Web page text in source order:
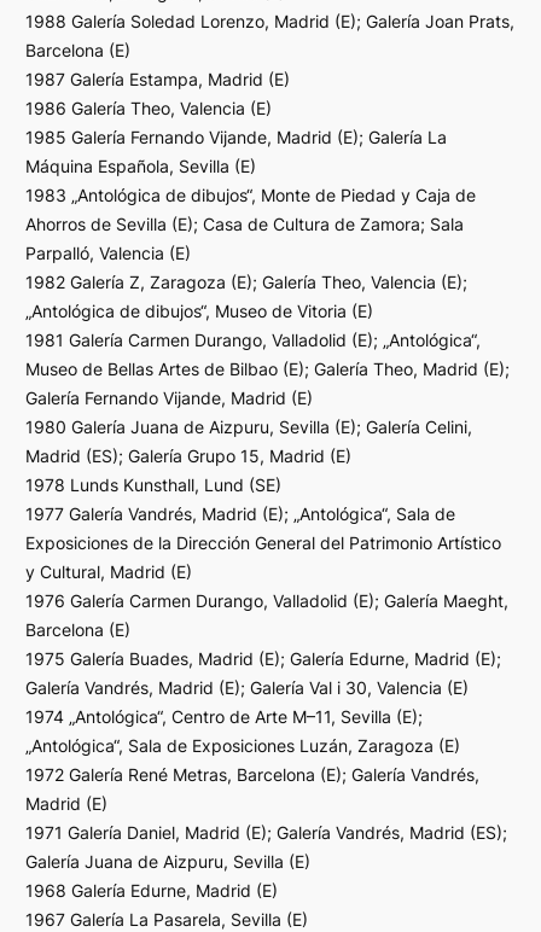
1988 Galería Soledad Lorenzo, Madrid (E); Galería Joan Prats,
Barcelona (E)
1987 Galería Estampa, Madrid (E)
1986 Galería Theo, Valencia (E)
1985 Galería Fernando Vijande, Madrid (E); Galería La
Máquina Española, Sevilla (E)
1983 „Antológica de dibujos“, Monte de Piedad y Caja de
Ahorros de Sevilla (E); Casa de Cultura de Zamora; Sala
Parpalló, Valencia (E)
1982 Galería Z, Zaragoza (E); Galería Theo, Valencia (E);
„Antológica de dibujos“, Museo de Vitoria (E)
1981 Galería Carmen Durango, Valladolid (E); „Antológica“,
Museo de Bellas Artes de Bilbao (E); Galería Theo, Madrid (E);
Galería Fernando Vijande, Madrid (E)
1980 Galería Juana de Aizpuru, Sevilla (E); Galería Celini,
Madrid (ES); Galería Grupo 15, Madrid (E)
1978 Lunds Kunsthall, Lund (SE)
1977 Galería Vandrés, Madrid (E); „Antológica“, Sala de
Exposiciones de la Dirección General del Patrimonio Artístico
y Cultural, Madrid (E)
1976 Galería Carmen Durango, Valladolid (E); Galería Maeght,
Barcelona (E)
1975 Galería Buades, Madrid (E); Galería Edurne, Madrid (E);
Galería Vandrés, Madrid (E); Galería Val i 30, Valencia (E)
1974 „Antológica“, Centro de Arte M–11, Sevilla (E);
„Antológica“, Sala de Exposiciones Luzán, Zaragoza (E)
1972 Galería René Metras, Barcelona (E); Galería Vandrés,
Madrid (E)
1971 Galería Daniel, Madrid (E); Galería Vandrés, Madrid (ES);
Galería Juana de Aizpuru, Sevilla (E)
1968 Galería Edurne, Madrid (E)
1967 Galería La Pasarela, Sevilla (E)